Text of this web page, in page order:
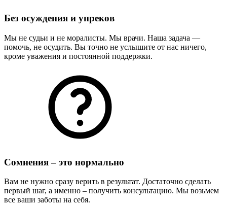
Без осуждения и упреков
Мы не судьи и не моралисты. Мы врачи. Наша задача —
помочь, не осудить. Вы точно не услышите от нас ничего,
кроме уважения и постоянной поддержки.
Сомнения – это нормально
Вам не нужно сразу верить в результат. Достаточно сделать
первый шаг, а именно – получить консультацию. Мы возьмем
все ваши заботы на себя.